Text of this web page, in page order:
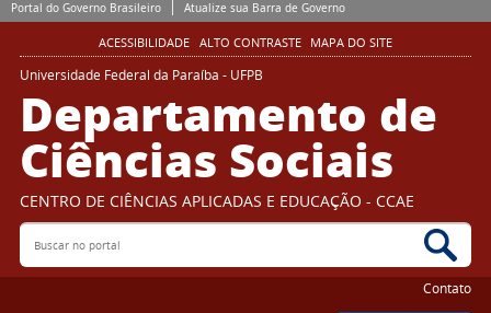
Portal do Governo Brasileiro Atualize sua Barra de Governo
ACESSIBILIDADE ALTO CONTRASTE MAPA DO SITE
Universidade Federal da Paraíba - UFPB
Departamento de
Ciências Sociais
CENTRO DE CIÊNCIAS APLICADAS E EDUCAÇÃO - CCAE
Buscar no portal
Contato